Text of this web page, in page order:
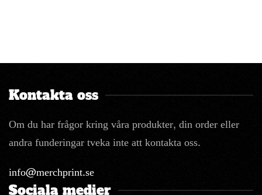
Kontakta oss
Om du har frågor kring våra produkter, din order eller
andra funderingar tveka inte att kontakta oss.
info@merchprint.se
Sociala medier